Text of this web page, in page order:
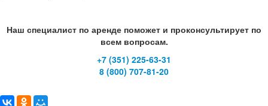
Наш специалист по аренде поможет и проконсультирует по
всем вопросам.
+7 (351) 225-63-31
8 (800) 707-81-20